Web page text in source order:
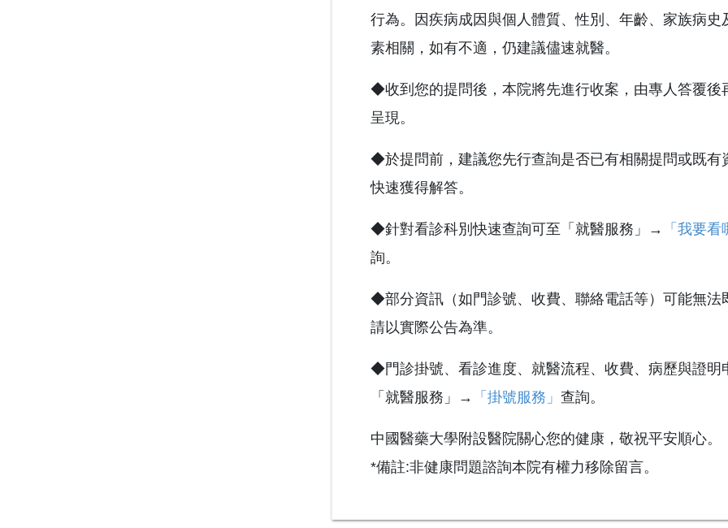
行為。因疾病成因與個人體質、性別、年齡、家族病史
素相關，如有不適，仍建議儘速就醫。
◆收到您的提問後，本院將先進行收案，由專人答覆後
呈現。
◆於提問前，建議您先行查詢是否已有相關提問或既有
快速獲得解答。
◆針對看診科別快速查詢可至「就醫服務」→ 「我要看
詢。
◆部分資訊（如門診號、收費、聯絡電話等）可能無法
請以實際公告為準。
◆門診掛號、看診進度、就醫流程、收費、病歷與證明
「就醫服務」→
「掛號服務」 查詢。
中國醫藥大學附設醫院關心您的健康，敬祝平安順心。
*備註:非健康問題諮詢本院有權力移除留言。